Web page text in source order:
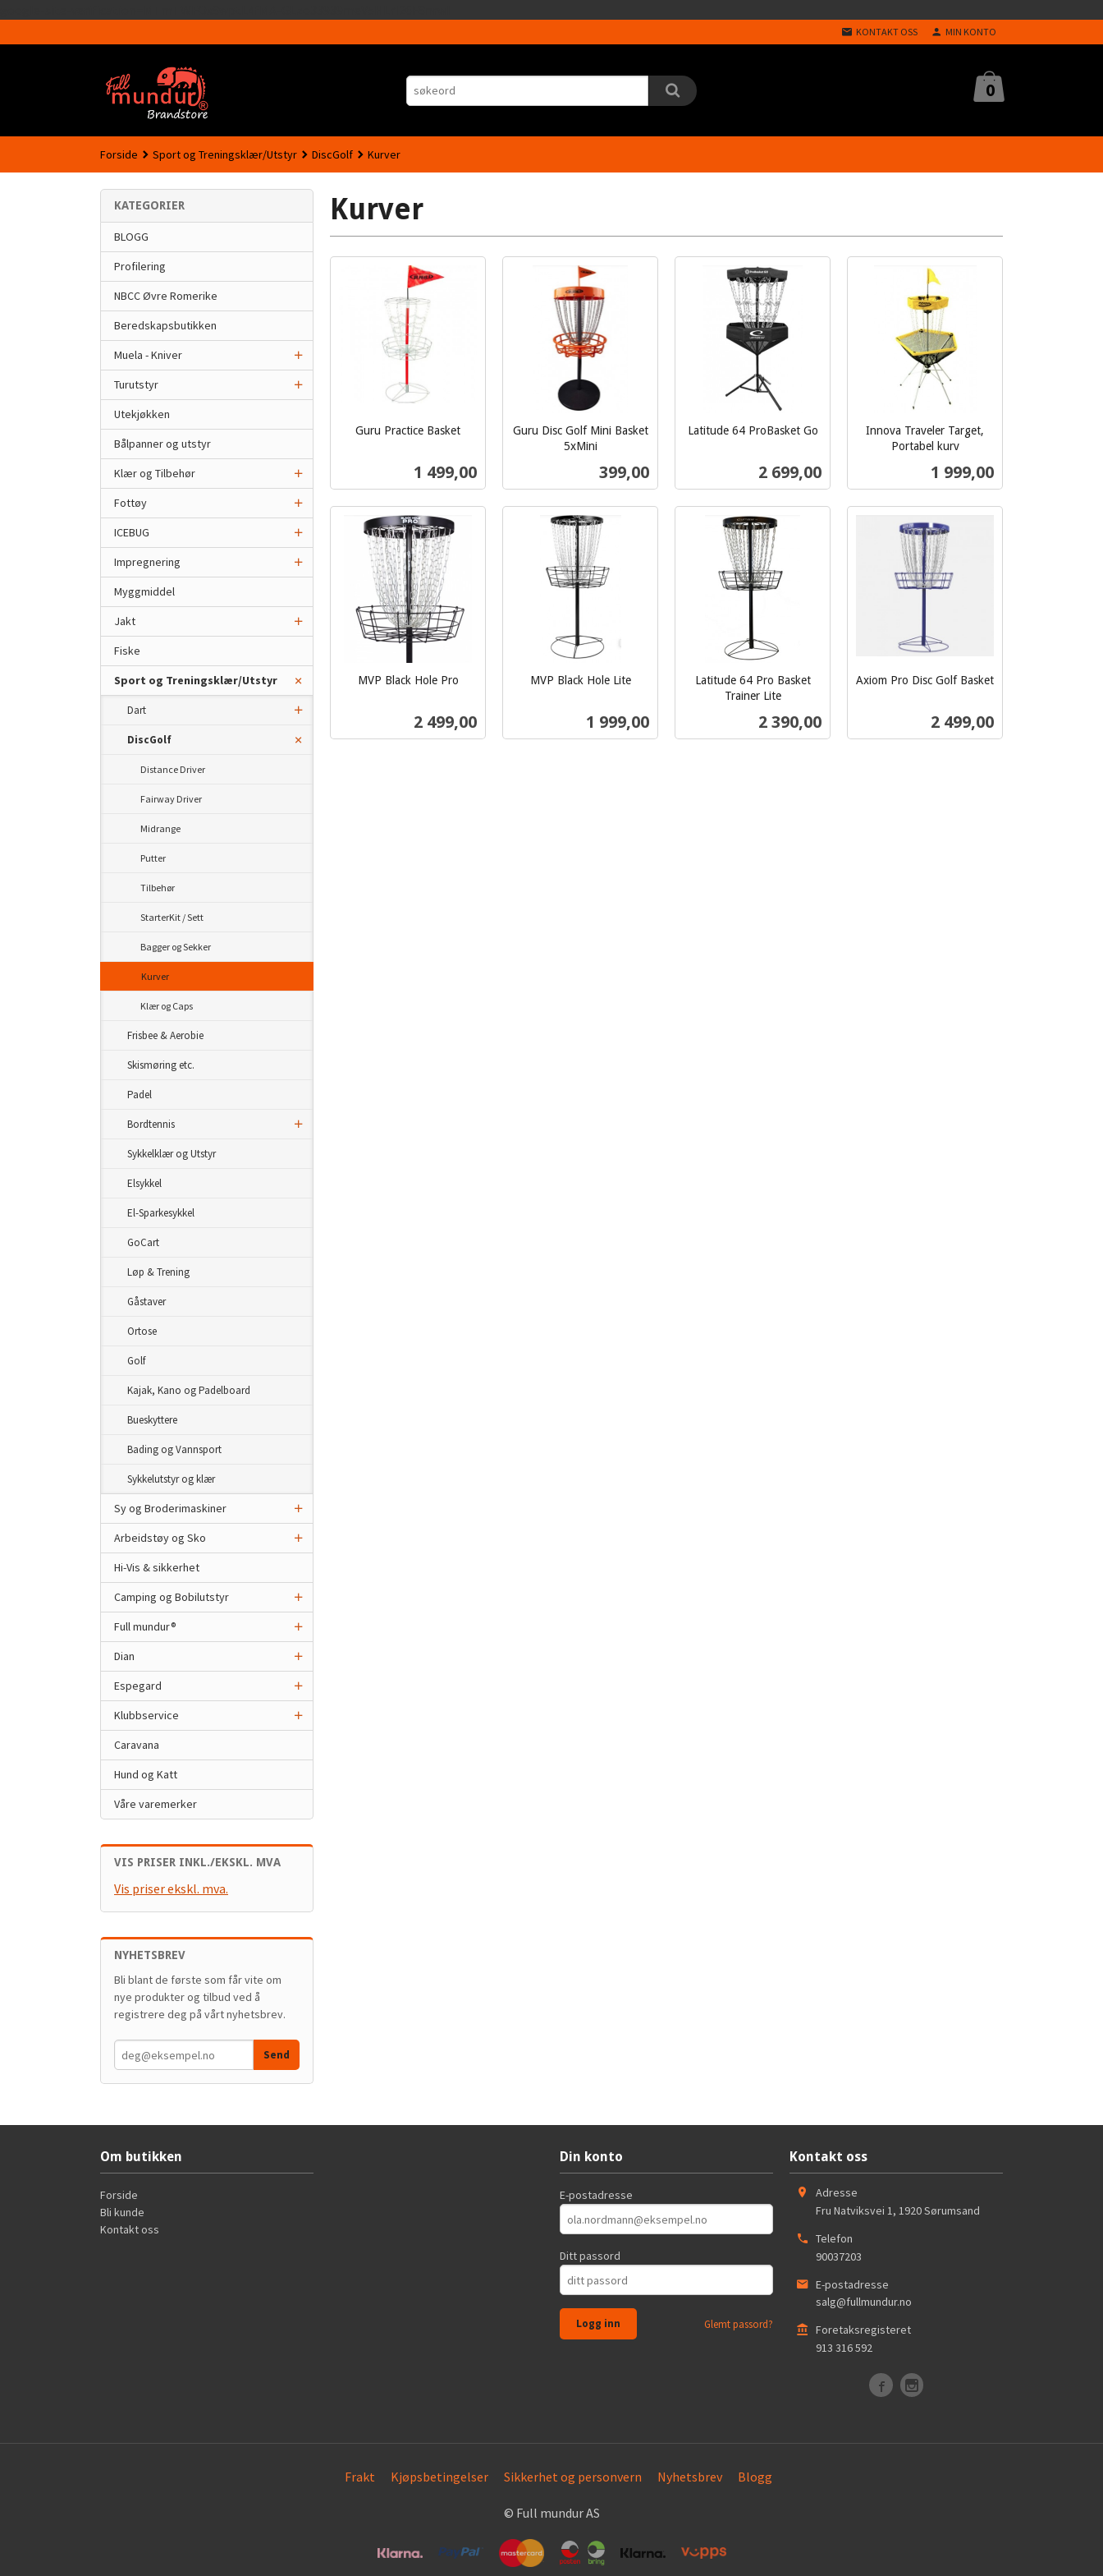
innholdet
KONTAKT OSS MIN KONTO
0
Forside Sport og Treningsklær/Utstyr DiscGolf Kurver
Kurver
Guru Practice Basket
Pris
1 499,00
Kjøp
Guru Disc Golf Mini Basket
5xMini
Pris
399,00
Les mer
Latitude 64 ProBasket Go
Pris
2 699,00
Les mer
Innova Traveler Target,
Portabel kurv
Pris
1 999,00
Les mer
MVP Black Hole Pro
Pris
2 499,00
MVP Black Hole Lite
Pris
1 999,00
Latitude 64 Pro Basket
Trainer Lite
Pris
2 390,00
Axiom Pro Disc Golf Basket
Pris
2 499,00
KATEGORIER
BLOGG
Profilering
NBCC Øvre Romerike
Beredskapsbutikken
Muela - Kniver
Turutstyr
Utekjøkken
Bålpanner og utstyr
Klær og Tilbehør
Fottøy
ICEBUG
Impregnering
Myggmiddel
Jakt
Fiske
Sport og Treningsklær/Utstyr
Dart
DiscGolf
Distance Driver
Fairway Driver
Midrange
Putter
Tilbehør
StarterKit / Sett
Bagger og Sekker
Kurver
Klær og Caps
Frisbee & Aerobie
Skismøring etc.
Padel
Bordtennis
Sykkelklær og Utstyr
Elsykkel
El-Sparkesykkel
GoCart
Løp & Trening
Gåstaver
Ortose
Golf
Kajak, Kano og Padelboard
Bueskyttere
Bading og Vannsport
Sykkelutstyr og klær
Sy og Broderimaskiner
Arbeidstøy og Sko
Hi-Vis & sikkerhet
Camping og Bobilutstyr
Full mundur®
Dian
Espegard
Klubbservice
Caravana
Hund og Katt
Våre varemerker
VIS PRISER INKL./EKSKL. MVA
Vis priser ekskl. mva.
NYHETSBREV
Bli blant de første som får vite om
nye produkter og tilbud ved å
registrere deg på vårt nyhetsbrev.
Om butikken
Forside
Bli kunde
Kontakt oss
Din konto
E-postadresse
Ditt passord
Glemt passord?
Kontakt oss
Adresse
Fru Natviksvei 1, 1920Sørumsand
Telefon
90037203
E-postadresse
salg@fullmundur.no
Foretaksregisteret
913 316 592
Frakt Kjøpsbetingelser Sikkerhet og personvern Nyhetsbrev Blogg
© Full mundur AS